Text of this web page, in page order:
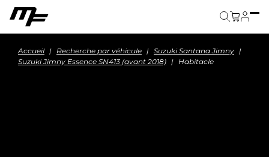
Accueil Recherche par véhicule
Suzuki Santana Jimny
Suzuki Jimny Essence SN413 (avant 2018)
Habitacle